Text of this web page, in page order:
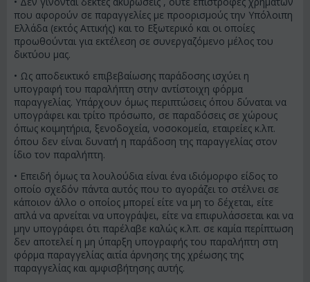
που αφορούν σε παραγγελίες με προορισμούς την Υπόλοιπη
Ελλάδα (εκτός Αττικής) και το Εξωτερικό και οι οποίες
προωθούνται για εκτέλεση σε συνεργαζόμενο μέλος του
δικτύου μας.
• Ως αποδεικτικό επιβεβαίωσης παράδοσης ισχύει η
υπογραφή του παραλήπτη στην αντίστοιχη φόρμα
παραγγελίας. Υπάρχουν όμως περιπτώσεις όπου δύναται να
υπογράφει και τρίτο πρόσωπο, σε παραδόσεις σε χώρους
όπως κοιμητήρια, ξενοδοχεία, νοσοκομεία, εταιρείες κ.λπ.
όπου δεν είναι δυνατή η παράδοση της παραγγελίας στον
ίδιο τον παραλήπτη.
• Επειδή όμως τα λουλούδια είναι ένα ιδιόμορφο είδος το
οποίο σχεδόν πάντα αυτός που το αγοράζει το στέλνει σε
κάποιον άλλο ο οποίος μπορεί είτε να μη το δέχεται, είτε
απλά να αρνείται να υπογράψει, είτε να επιφυλάσσεται και να
μην υπογράφει ότι παρέλαβε καλώς κ.λπ. σε καμία περίπτωση
δεν αποτελεί η μη ύπαρξη υπογραφής του παραλήπτη στη
φόρμα παραγγελίας αιτία άρνησης της χρέωσης της
παραγγελίας και αμφισβήτησης αυτής.